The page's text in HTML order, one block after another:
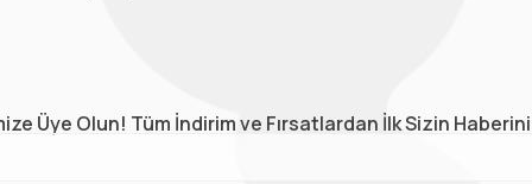
Üye Olun! Tüm İndirim ve Fırsatlardan İlk Sizin